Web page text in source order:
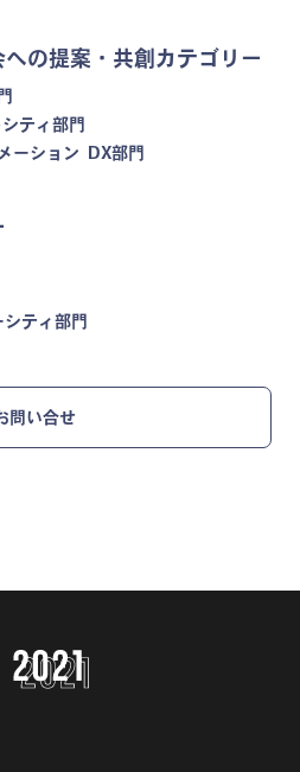
の提案・共創カテゴリー
ティ部門
ーション DX部門
ティ部門
問い合せ